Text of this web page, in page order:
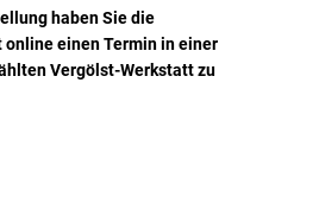
haben Sie die
einen Termin in einer
Vergölst-Werkstatt zu